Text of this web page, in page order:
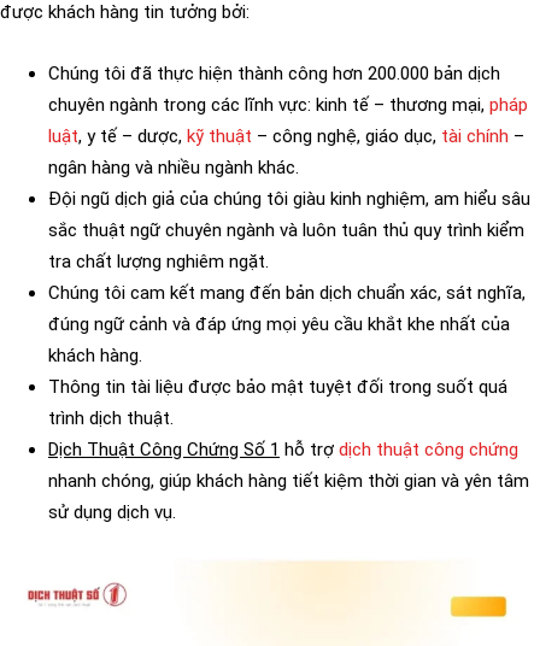
được khách hàng tin tưởng bởi:
Chúng tôi đã thực hiện thành công hơn 200.000 bản dịch
chuyên ngành trong các lĩnh vực: kinh tế – thương mại, pháp
luật, y tế – dược, kỹ thuật – công nghệ, giáo dục, tài chính –
ngân hàng và nhiều ngành khác.
Đội ngũ dịch giả của chúng tôi giàu kinh nghiệm, am hiểu sâu
sắc thuật ngữ chuyên ngành và luôn tuân thủ quy trình kiểm
tra chất lượng nghiêm ngặt.
Chúng tôi cam kết mang đến bản dịch chuẩn xác, sát nghĩa,
đúng ngữ cảnh và đáp ứng mọi yêu cầu khắt khe nhất của
khách hàng.
Thông tin tài liệu được bảo mật tuyệt đối trong suốt quá
trình dịch thuật.
Dịch Thuật Công Chứng Số 1 hỗ trợ dịch thuật công chứng
nhanh chóng, giúp khách hàng tiết kiệm thời gian và yên tâm
sử dụng dịch vụ.